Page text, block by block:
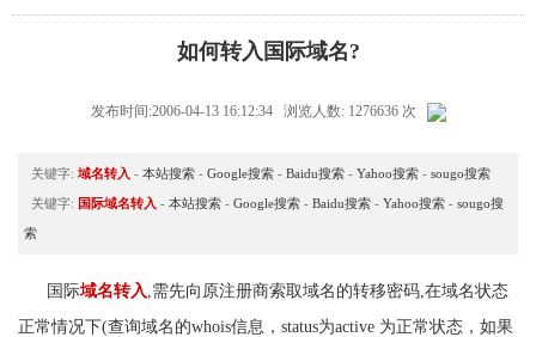
如何转入国际域名?
发布时间:2006-04-13 16:12:34 浏览人数: 1276636 次
关键字: 域名转入 - 本站搜索 - Google搜索 - Baidu搜索 - Yahoo搜索 - sougo搜索
关键字: 国际域名转入 - 本站搜索 - Google搜索 - Baidu搜索 - Yahoo搜索 - sougo搜
索
国际域名转入,需先向原注册商索取域名的转移密码,在域名状态
正常情况下(查询域名的whois信息，status为active 为正常状态，如果